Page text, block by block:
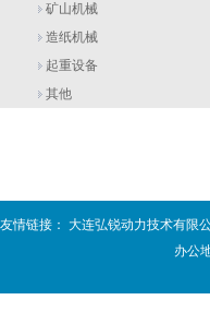
矿山机械
造纸机械
起重设备
其他
友情链接： 大连弘锐动力技术有限
办公